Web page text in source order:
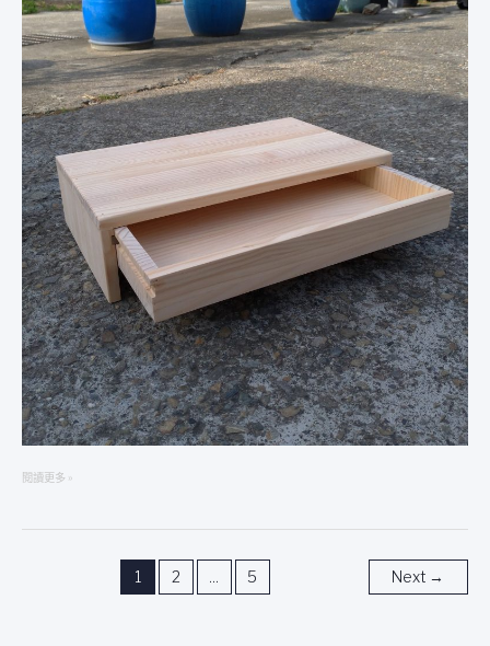
高
架
柚
木
軌
道
附
抽
屜
閱讀更多 »
1 2 ... 5 Next →